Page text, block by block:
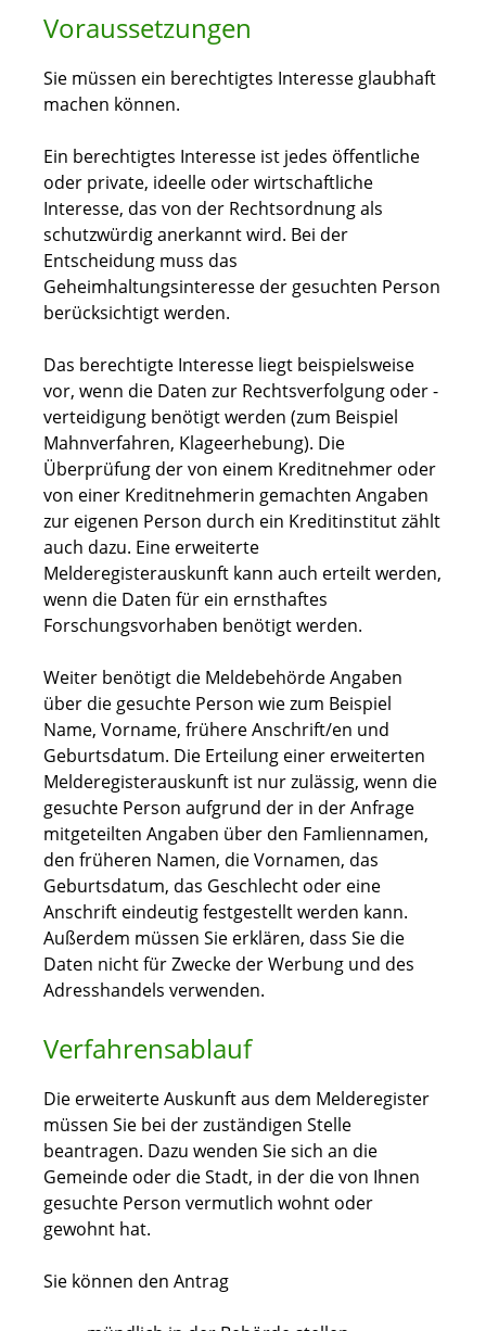
Voraussetzungen
Sie müssen ein berechtigtes Interesse glaubhaft
machen können.
Ein berechtigtes Interesse ist jedes öffentliche
oder private, ideelle oder wirtschaftliche
Interesse, das von der Rechtsordnung als
schutzwürdig anerkannt wird. Bei der
Entscheidung muss das
Geheimhaltungsinteresse der gesuchten Person
berücksichtigt werden.
Das berechtigte Interesse liegt beispielsweise
vor, wenn die Daten zur Rechtsverfolgung oder -
verteidigung benötigt werden (zum Beispiel
Mahnverfahren, Klageerhebung). Die
Überprüfung der von einem Kreditnehmer oder
von einer Kreditnehmerin gemachten Angaben
zur eigenen Person durch ein Kreditinstitut zählt
auch dazu. Eine erweiterte
Melderegisterauskunft kann auch erteilt werden,
wenn die Daten für ein ernsthaftes
Forschungsvorhaben benötigt werden.
Weiter benötigt die Meldebehörde Angaben
über die gesuchte Person wie zum Beispiel
Name, Vorname, frühere Anschrift/en und
Geburtsdatum. Die Erteilung einer erweiterten
Melderegisterauskunft ist nur zulässig, wenn die
gesuchte Person aufgrund der in der Anfrage
mitgeteilten Angaben über den Famliennamen,
den früheren Namen, die Vornamen, das
Geburtsdatum, das Geschlecht oder eine
Anschrift eindeutig festgestellt werden kann.
Außerdem müssen Sie erklären, dass Sie die
Daten nicht für Zwecke der Werbung und des
Adresshandels verwenden.
Verfahrensablauf
Die erweiterte Auskunft aus dem Melderegister
müssen Sie bei der zuständigen Stelle
beantragen. Dazu wenden Sie sich an die
Gemeinde oder die Stadt, in der die von Ihnen
gesuchte Person vermutlich wohnt oder
gewohnt hat.
Sie können den Antrag